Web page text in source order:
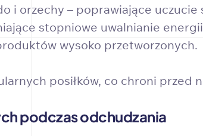
i orzechy – poprawiające uczucie
stopniowe uwalnianie
wysoko przetworzonych.
posiłków, co chroni przed
podczas odchudzania